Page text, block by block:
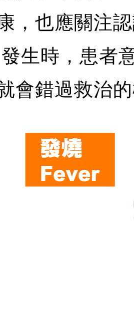
，也應關注
生時，患者
會錯過救治